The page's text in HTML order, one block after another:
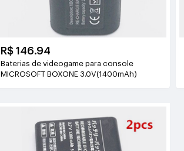
R$ 146.94
Baterias de videogame para console
MICROSOFT BOXONE 3.0V(1400mAh)